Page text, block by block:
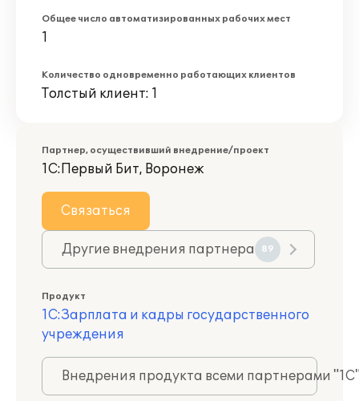
Общее число автоматизированных рабочих мест
1
Количество одновременно работающих клиентов
Толстый клиент: 1
Партнер, осуществивший внедрение/проект
1С:Первый Бит, Воронеж
Связаться
Другие внедрения партнера 89
Продукт
1С:Зарплата и кадры государственного
учреждения
Внедрения продукта всеми партнерами